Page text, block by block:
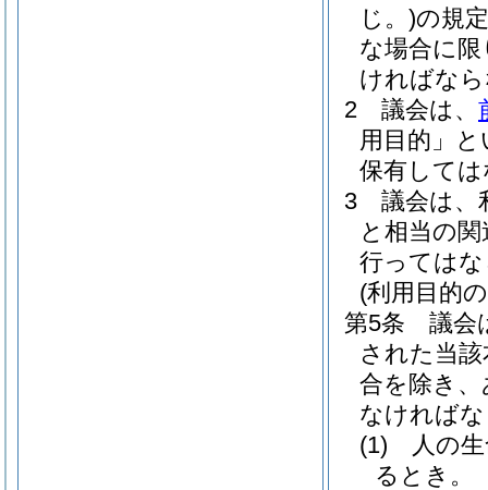
じ。)の規
な場合に
ければな
2
議会は、
用目的」
保有して
3
議会は、
と相当の
行っては
(利用目的
第5条
議会
された当
合を除き
なければ
(1)
人の
るとき。